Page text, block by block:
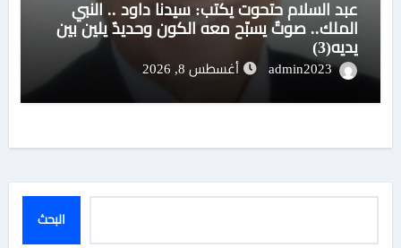
عبد السلام حتحوت يكتب: سيدنا داود .. النبي
الملك.. صوتٌ يسبّح معه الكون وحديدٌ يلين بين
يديه(3)
admin2023 أغسطس 8, 2026
البحث